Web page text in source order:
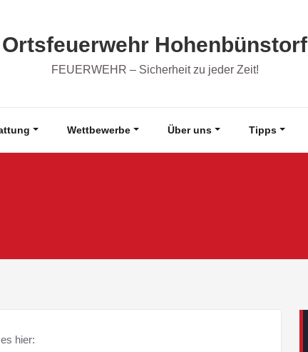
Ortsfeuerwehr Hohenbünstorf
FEUERWEHR – Sicherheit zu jeder Zeit!
Wettbewerbe Über uns Tipps
hier: